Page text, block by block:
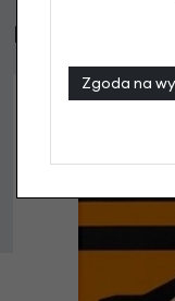
Podobne
Zgoda na